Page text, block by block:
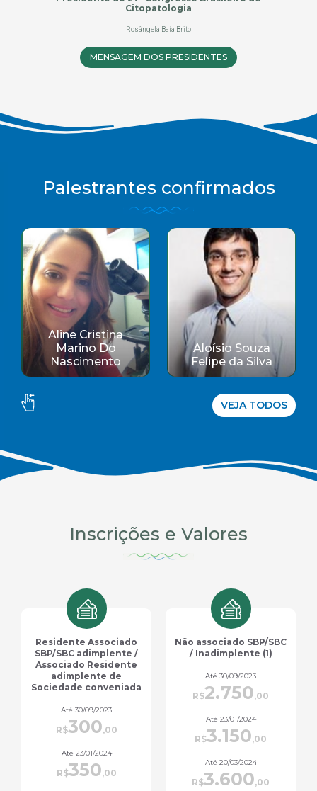
Citopatologia
Rosângela Baía Brito
MENSAGEM DOS PRESIDENTES
Palestrantes confirmados
Aloísio Souza
Felipe da Silva
Amanda Gomes
Carvalho
VEJA TODOS
Inscrições e Valores
Não associado SBP/SBC
/ Inadimplente (1)
Até 30/09/2023
2.750
Até 23/01/2024
3.150
Até 20/03/2024
3.600
Outros profissionais da
saúde (7)
Até 30/09/2023
R$880,00
Até 23/01/2024
R$1.000,00
Até 20/03/2024
R$1.170,00